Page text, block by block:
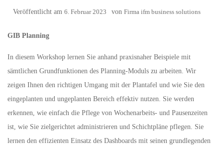
Veröffentlicht am 6. Februar 2023 von Firma ifm business solutions
GIB Planning
In diesem Workshop lernen Sie anhand praxisnaher Beispiele mit
sämtlichen Grundfunktionen des Planning-Moduls zu arbeiten. Wir
zeigen Ihnen den richtigen Umgang mit der Plantafel und wie Sie den
eingeplanten und ungeplanten Bereich effektiv nutzen. Sie werden
erkennen, wie einfach die Pflege von Wochenarbeits- und Pausenzeiten
ist, wie Sie zielgerichtet administrieren und Schichtpläne pflegen. Sie
lernen den effizienten Einsatz des Dashboards mit seinen grundlegenden